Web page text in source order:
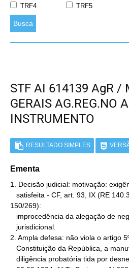
TRF4
TRF5
Busca
STF AI 614139 AgR /
GERAIS AG.REG.NO
INSTRUMENTO
RESULTADO SIMPLES
Ementa
1. Decisão judicial: motivação:
150/269):
2. Ampla defesa: não viola o artigo